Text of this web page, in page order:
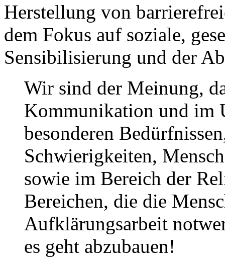
Herstellung von
dem Fokus auf soziale,
Sensibilisierung und der
Wir sind der Meinung,
Kommunikation und im
besonderen
Schwierigkeiten,
sowie im Bereich der
Bereichen, die die
Aufklärungsarbeit
es geht abzubauen!